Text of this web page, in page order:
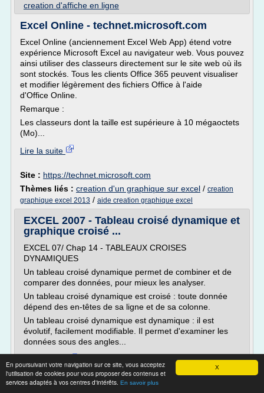
X
En poursuivant votre navigation sur ce site, vous acceptez
l'utilisation de cookies pour vous proposer des contenus et
services adaptés à vos centres d'intérêts. En savoir plus
creation d'affiche en ligne
Excel Online - technet.microsoft.com
Excel Online (anciennement Excel Web App) étend votre
expérience Microsoft Excel au navigateur web. Vous pouvez
ainsi utiliser des classeurs directement sur le site web où ils
sont stockés. Tous les clients Office 365 peuvent visualiser
et modifier légèrement des fichiers Office à l'aide
d'Office Online.
Remarque :
Les classeurs dont la taille est supérieure à 10 mégaoctets
(Mo)...
Lire la suite
Site : https://technet.microsoft.com
Thèmes liés : creation d'un graphique sur excel / creation
graphique excel 2013 / aide creation graphique excel
EXCEL 2007 - Tableau croisé dynamique et
graphique croisé ...
EXCEL 07/ Chap 14 - TABLEAUX CROISES
DYNAMIQUES
Un tableau croisé dynamique permet de combiner et de
comparer des données, pour mieux les analyser.
Un tableau croisé dynamique est croisé : toute donnée
dépend des en-têtes de sa ligne et de sa colonne.
Un tableau croisé dynamique est dynamique : il est
évolutif, facilement modifiable. Il permet d'examiner les
données sous des angles...
Site :http://www.coursbardon-microsoftoffice.fr